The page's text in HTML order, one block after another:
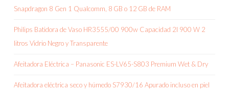
Snapdragon 8 Gen 1 Qualcomm, 8 GB o 12 GB de RAM
Philips Batidora de Vaso HR3555/00 900w Capacidad 2l 900 W 2
litros Vidrio Negro y Transparente
Afeitadora Eléctrica – Panasonic ES-LV65-S803 Premium Wet & Dry
Afeitadora eléctrica seco y húmedo S7930/16 Apurado incluso en piel